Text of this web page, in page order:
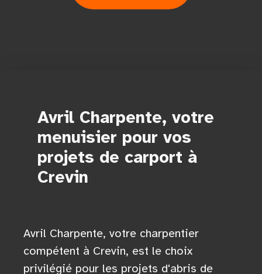
Avril Charpente, votre
menuisier pour vos
projets de carport à
Crevin
Avril Charpente, votre charpentier
compétent à Crevin, est le choix
privilégié pour les projets d'abris de